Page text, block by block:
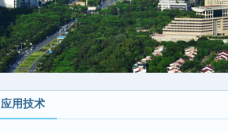
应用技术